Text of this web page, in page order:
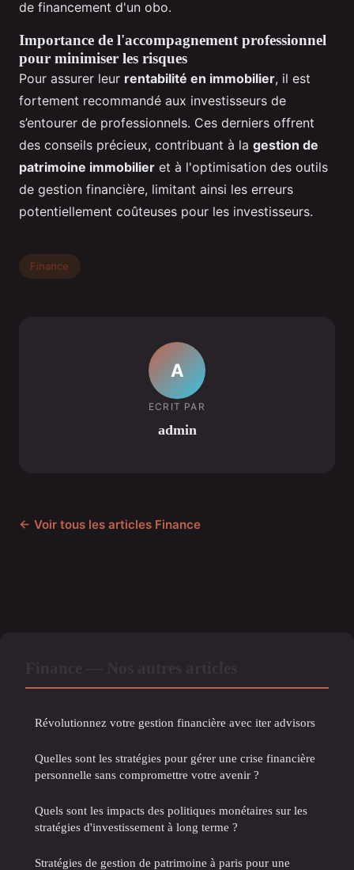
de financement d'un obo.
Importance de l'accompagnement professionnel
pour minimiser les risques
Pour assurer leur rentabilité en immobilier, il est
fortement recommandé aux investisseurs de
s’entourer de professionnels. Ces derniers offrent
des conseils précieux, contribuant à la gestion de
patrimoine immobilier et à l'optimisation des outils
de gestion financière, limitant ainsi les erreurs
potentiellement coûteuses pour les investisseurs.
Finance
A
ECRIT PAR
admin
← Voir tous les articles Finance
Révolutionnez votre gestion financière avec iter advisors
Quelles sont les stratégies pour gérer une crise financière
personnelle sans compromettre votre avenir ?
Quels sont les impacts des politiques monétaires sur les
stratégies d'investissement à long terme ?
Stratégies de gestion de patrimoine à paris pour une